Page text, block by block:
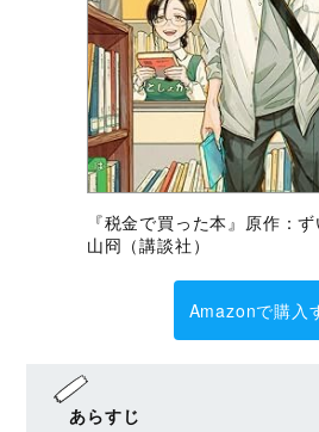
『税金で買った本』原作：
山冏（講談社）
Amazonで購入
あらすじ